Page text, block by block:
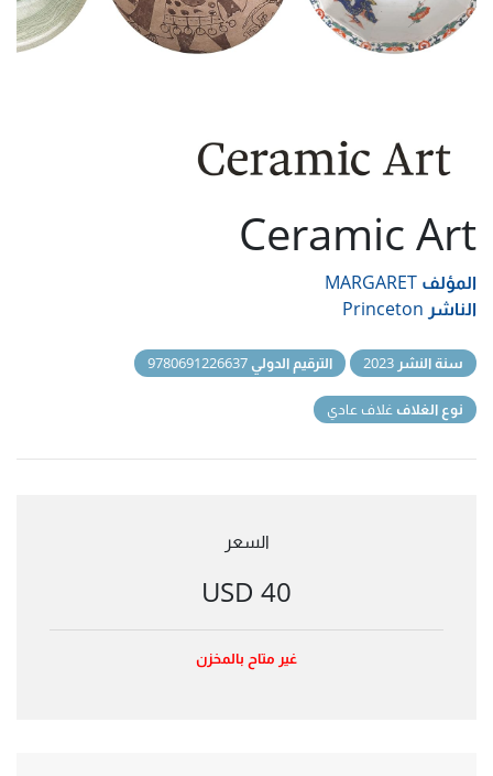
Ceramic Art
المؤلف MARGARET
الناشر Princeton
سنة النشر الترقيم الدولي
نوع الغلاف غلاف عادي
السعر
40 USD
غير متاح بالمخزن